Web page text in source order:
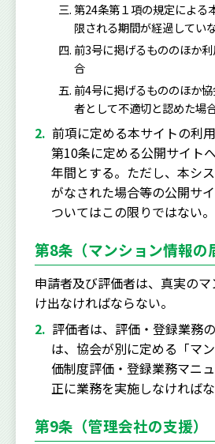
第24条第１項の規定による
限される期間が経過してい
前3号に掲げるもののほか
合
前4号に掲げるもののほか
者として不適切と認めた場
前項に定める本サイトの利
第10条に定める公開サイト
年間とする。ただし、本シ
がなされた場合等の公開サ
ついてはこの限りではない。
第8条（マンション情報の
申請者及び評価者は、真実の
け出なければならない。
評価者は、評価・登録業務
は、協会が別に定める「マ
価制度評価・登録業務マニ
正に業務を実施しなければな
第9条（管理会社の支援）